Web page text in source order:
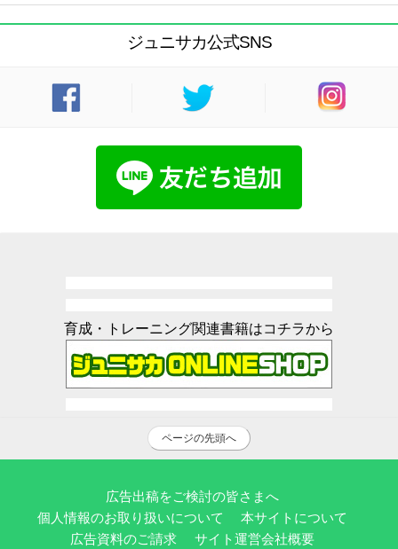
ジュニサカ公式SNS
育成・トレーニング関連書籍はコチラから
ページの先頭へ
広告出稿をご検討の皆さまへ
個人情報のお取り扱いについて
本サイトについて
広告資料のご請求
サイト運営会社概要